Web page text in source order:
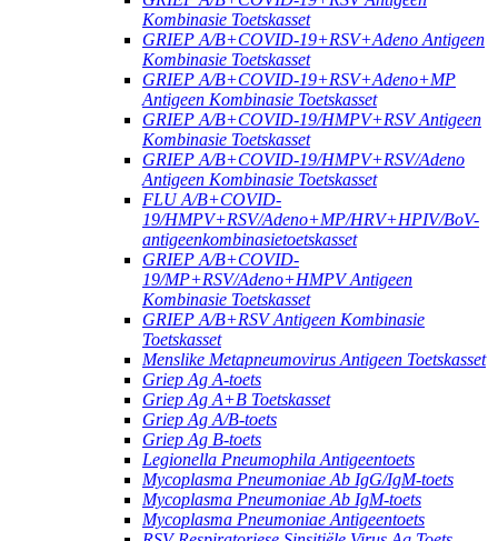
Kombinasie Toetskasset
GRIEP A/B+COVID-19+RSV+Adeno Antigeen
Kombinasie Toetskasset
GRIEP A/B+COVID-19+RSV+Adeno+MP
Antigeen Kombinasie Toetskasset
GRIEP A/B+COVID-19/HMPV+RSV Antigeen
Kombinasie Toetskasset
GRIEP A/B+COVID-19/HMPV+RSV/Adeno
Antigeen Kombinasie Toetskasset
FLU A/B+COVID-
19/HMPV+RSV/Adeno+MP/HRV+HPIV/BoV-
antigeenkombinasietoetskasset
GRIEP A/B+COVID-
19/MP+RSV/Adeno+HMPV Antigeen
Kombinasie Toetskasset
GRIEP A/B+RSV Antigeen Kombinasie
Toetskasset
Menslike Metapneumovirus Antigeen Toetskasset
Griep Ag A-toets
Griep Ag A+B Toetskasset
Griep Ag A/B-toets
Griep Ag B-toets
Legionella Pneumophila Antigeentoets
Mycoplasma Pneumoniae Ab IgG/IgM-toets
Mycoplasma Pneumoniae Ab IgM-toets
Mycoplasma Pneumoniae Antigeentoets